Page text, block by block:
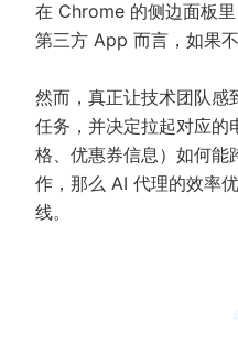
在 Chrome 的侧边面板
第三方 App 而言，如果
然而，真正让技术团队感
任务，并决定拉起对应
格、优惠券信息）如何
作，那么 AI 代理的效率
线。